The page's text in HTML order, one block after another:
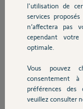
Autres produits
Devis avec un
Contact
il y a environ 2 mois
Réponses
l'utilisation de
services
n’affectera pas
cependant
optimale.
Vous pouvez
consentement
préférences des
veuillez consulter